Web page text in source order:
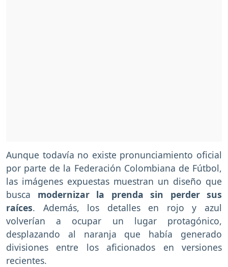
Aunque todavía no existe pronunciamiento oficial
por parte de la Federación Colombiana de Fútbol,
las imágenes expuestas muestran un diseño que
busca modernizar la prenda sin perder sus
raíces. Además, los detalles en rojo y azul
volverían a ocupar un lugar protagónico,
desplazando al naranja que había generado
divisiones entre los aficionados en versiones
recientes.